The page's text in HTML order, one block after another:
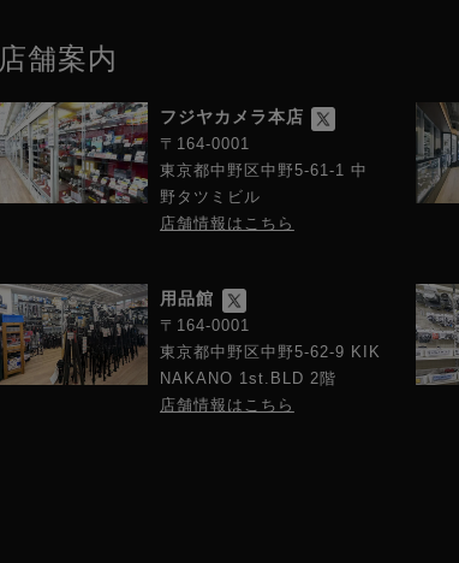
店舗案内
フジヤカメラ本店
〒164-0001
東京都中野区中野5-61-1 中
野タツミビル
店舗情報はこちら
用品館
〒164-0001
東京都中野区中野5-62-9 KIK
NAKANO 1st.BLD 2階
店舗情報はこちら